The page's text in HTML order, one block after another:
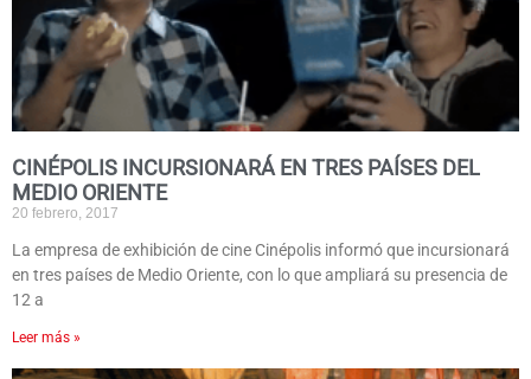
CINÉPOLIS INCURSIONARÁ EN TRES PAÍSES DEL
MEDIO ORIENTE
20 febrero, 2017
La empresa de exhibición de cine Cinépolis informó que incursionará
en tres países de Medio Oriente, con lo que ampliará su presencia de
12 a
Leer más »